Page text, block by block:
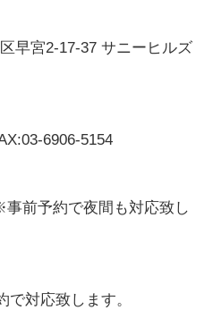
早宮2-17-37 サニーヒルズ
6906-5154
前予約で夜間も対応致し
対応致します。